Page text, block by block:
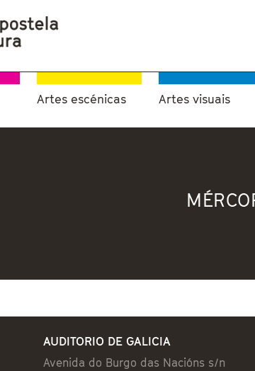
Artes escénicas Artes visuais
AUDITORIO DE GALICIA
Avenida do Burgo das Nacións s/n